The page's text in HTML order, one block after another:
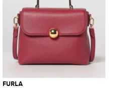
FURLA